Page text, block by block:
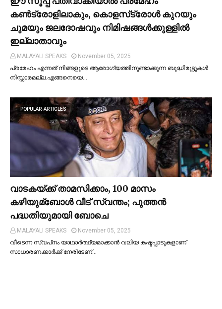
കണ്‍ട്രോളിലാകും, കൊളസ്‌ട്രോള്‍ കുറയും
ചുമയും ജലദോഷവും നിമിഷങ്ങള്‍ക്കുള്ളില്‍
ഇല്ലാതാവും
MALAYALI SPEAKS
November 05, 2025
പ്രമേഹം എന്നത് നിങ്ങളുടെ ആരോഗ്യത്തിനുണ്ടാക്കുന്ന ബുദ്ധിമുട്ടുകള്‍
നിസ്സാരമല്ല.എങ്ങനെയെ…
POPULAR-ARTICLES
വാടകയ്ക്ക് താമസിക്കാം, 100 മാസം
കഴിയുമ്ബോള്‍ വീട് സ്വന്തം; പുത്തന്‍
പദ്ധതിയുമായി ബോചെ
MALAYALI SPEAKS
November 05, 2025
വീടെന്ന സ്വപ്‌നം യാഥാര്‍ത്ഥ്യമാക്കാന്‍ വലിയ കഷ്ടപ്പാടുകളാണ്
സാധാരണക്കാര്‍ക്ക് നേരിടേണ്…